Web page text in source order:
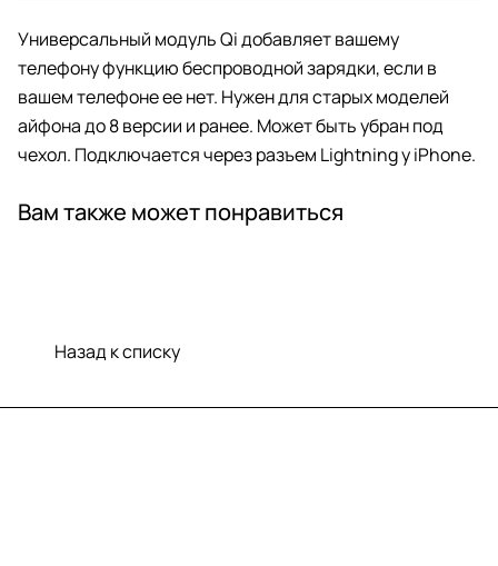
Универсальный модуль Qi добавляет вашему
телефону функцию беспроводной зарядки, если в
вашем телефоне ее нет. Нужен для старых моделей
айфона до 8 версии и ранее. Может быть убран под
чехол. Подключается через разъем Lightning у iPhone.
Вам также может понравиться
Назад к списку